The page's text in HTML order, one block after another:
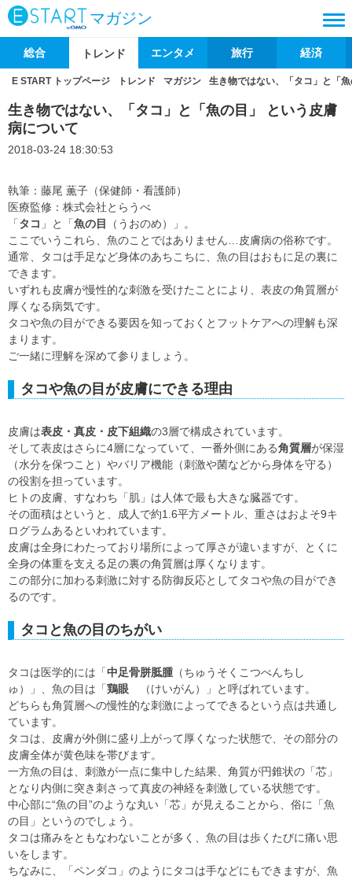
マガジン
総合 トレンド エンタメ 旅行 経済
E START トップページ トレンド マガジン 生き物ではない、「タコ」と「
生き物ではない、「タコ」と「魚の目」 という皮膚
病について
2018-03-24 18:30:53
執筆：藤尾 薫子（保健師・看護師）
医療監修：株式会社とらうべ
「タコ 」と「魚の目
（うおのめ）」。
ここでいうこれら、魚のことではありません…皮膚病の俗称です。
通常、タコは手足など身体のあちこちに、魚の目はおもに足の裏に
できます。
いずれも皮膚が慢性的な刺激を受けたことにより、表皮の角質層が
厚くなる病気です。
タコや魚の目ができる要因を知っておくとフットケアへの理解も深
まります。
ご一緒に理解を深めて参りましょう。
タコや魚の目が皮膚にできる理由
皮膚は表皮・真皮・皮下組織の3層で構成されています。
そして表皮はさらに4層になっていて、一番外側にある角質層が保湿
（水分を保つこと）やバリア機能（刺激や菌などから身体を守る）
の役割を担っています。
ヒトの皮膚、すなわち「肌」は人体で最も大きな臓器です。
その面積はというと、成人で約1.6平方メートル、重さはおよそ9キ
ログラムあるといわれています。
皮膚は全身にわたっており場所によって厚さが違いますが、とくに
全身の体重を支える足の裏の角質層は厚くなります。
この部分に加わる刺激に対する防御反応としてタコや魚の目ができ
るのです。
タコと魚の目のちがい
タコは医学的には「中足骨胼胝腫 （ちゅうそくこつべんちし
ゅ）」、魚の目は「鶏眼
（けいがん）」と呼ばれています。
どちらも角質層への慢性的な刺激によってできるという点は共通し
ています。
タコは、皮膚が外側に盛り上がって厚くなった状態で、その部分の
皮膚全体が黄色味を帯びます。
一方魚の目は、刺激が一点に集中した結果、角質が円錐状の「芯」
となり内側に突き刺さって真皮の神経を刺激している状態です。
中心部に“魚の目”のような丸い「芯」が見えることから、俗に「魚
の目」というのでしょう。
タコは痛みをともなわないことが多く、魚の目は歩くたびに痛い思
いをします。
ちなみに、「ペンダコ」のようにタコは手などにもできますが、魚